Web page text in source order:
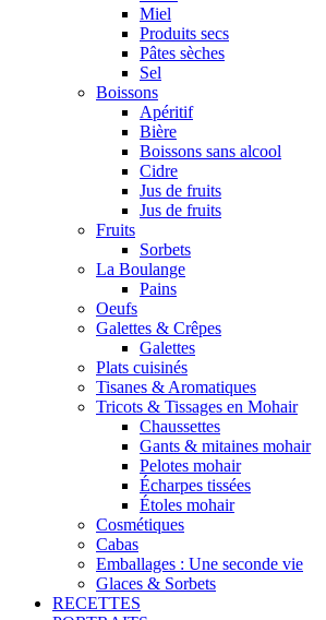
Miel
Produits secs
Pâtes sèches
Sel
Boissons
Apéritif
Bière
Boissons sans alcool
Cidre
Jus de fruits
Jus de fruits
Fruits
Sorbets
La Boulange
Pains
Oeufs
Galettes & Crêpes
Galettes
Plats cuisinés
Tisanes & Aromatiques
Tricots & Tissages en Mohair
Chaussettes
Gants & mitaines mohair
Pelotes mohair
Écharpes tissées
Étoles mohair
Cosmétiques
Cabas
Emballages : Une seconde vie
Glaces & Sorbets
RECETTES